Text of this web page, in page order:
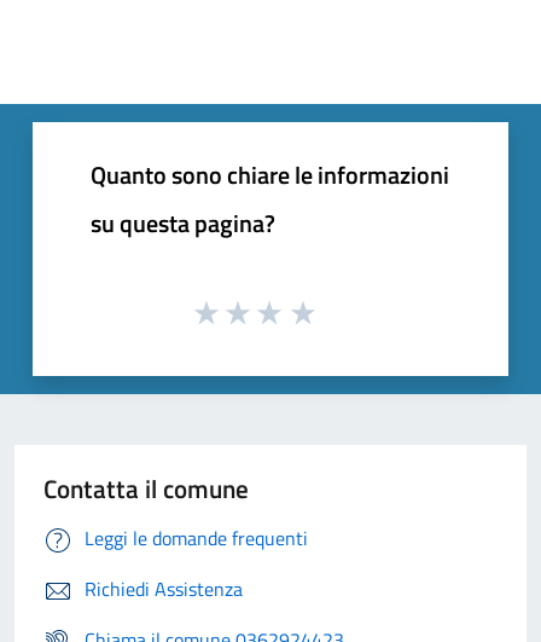
Quanto sono chiare le informazioni
su questa pagina?
Contatta il comune
Leggi le domande frequenti
Richiedi Assistenza